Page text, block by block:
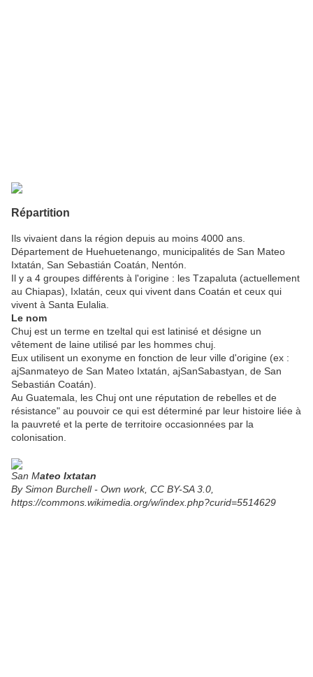
Répartition
Ils vivaient dans la région depuis au moins 4000 ans.
Département de Huehuetenango, municipalités de San Mateo
Ixtatán, San Sebastián Coatán, Nentón.
Il y a 4 groupes différents à l'origine : les Tzapaluta (actuellement
au Chiapas), Ixlatán, ceux qui vivent dans Coatán et ceux qui
vivent à Santa Eulalia.
Le nom
Chuj est un terme en tzeltal qui est latinisé et désigne un
vêtement de laine utilisé par les hommes chuj.
Eux utilisent un exonyme en fonction de leur ville d'origine (ex :
ajSanmateyo de San Mateo Ixtatán, ajSanSabastyan, de San
Sebastián Coatán).
Au Guatemala, les Chuj ont une réputation de rebelles et de
résistance" au pouvoir ce qui est déterminé par leur histoire liée à
la pauvreté et la perte de territoire occasionnées par la
colonisation.
San Mateo Ixtatan
By Simon Burchell - Own work, CC BY-SA 3.0,
https://commons.wikimedia.org/w/index.php?curid=5514629